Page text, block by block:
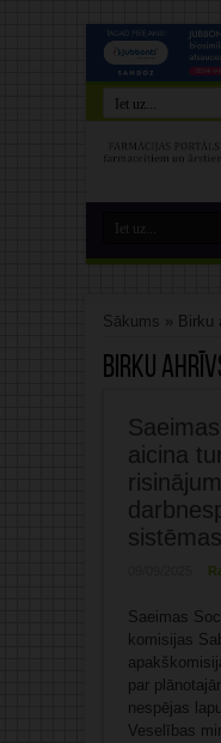
Sākums » Birku
Birku
aicina
Saeimas
komisijas
par
nespējas
Veselības